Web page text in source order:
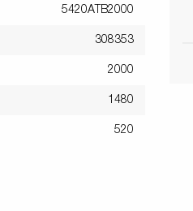
5420ATB2000
308353
2000
1480
520